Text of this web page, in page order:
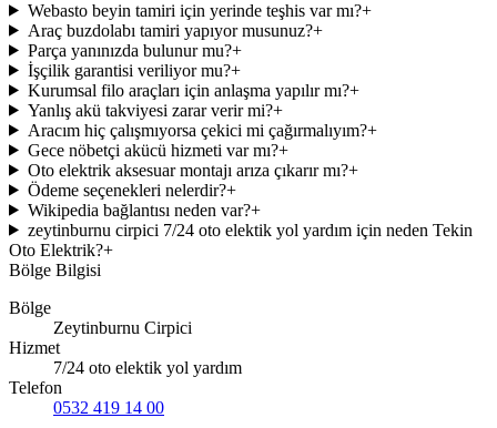
Webasto beyin tamiri için yerinde teşhis var mı?+
Araç buzdolabı tamiri yapıyor musunuz?+
Parça yanınızda bulunur mu?+
İşçilik garantisi veriliyor mu?+
Kurumsal filo araçları için anlaşma yapılır mı?+
Yanlış akü takviyesi zarar verir mi?+
Aracım hiç çalışmıyorsa çekici mi çağırmalıyım?+
Gece nöbetçi akücü hizmeti var mı?+
Oto elektrik aksesuar montajı arıza çıkarır mı?+
Ödeme seçenekleri nelerdir?+
Wikipedia bağlantısı neden var?+
zeytinburnu cirpici 7/24 oto elektik yol yardım için neden Tekin
Oto Elektrik?+
Bölge Bilgisi
Bölge
Zeytinburnu Cirpici
Hizmet
7/24 oto elektik yol yardım
Telefon
0532 419 14 00